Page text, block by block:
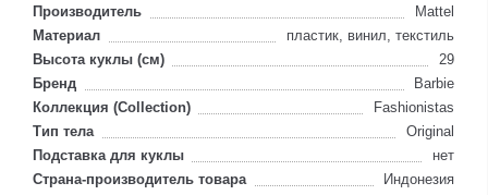
Производитель
Mattel
Материал
пластик, винил, текстиль
Высота куклы (см)
29
Бренд
Barbie
Коллекция (Collection)
Fashionistas
Тип тела
Original
Подставка для куклы
нет
Страна-производитель товара
Индонезия